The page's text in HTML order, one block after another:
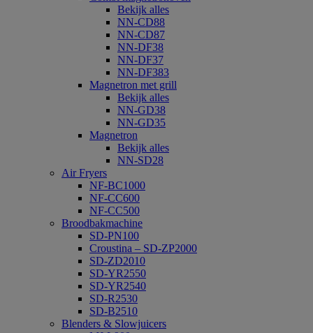
Bekijk alles
NN-CD88
NN-CD87
NN-DF38
NN-DF37
NN-DF383
Magnetron met grill
Bekijk alles
NN-GD38
NN-GD35
Magnetron
Bekijk alles
NN-SD28
Air Fryers
NF-BC1000
NF-CC600
NF-CC500
Broodbakmachine
SD-PN100
Croustina – SD-ZP2000
SD-ZD2010
SD-YR2550
SD-YR2540
SD-R2530
SD-B2510
Blenders & Slowjuicers